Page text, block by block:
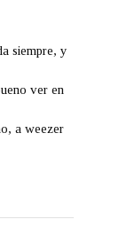
siempre, y
ver en
a weezer